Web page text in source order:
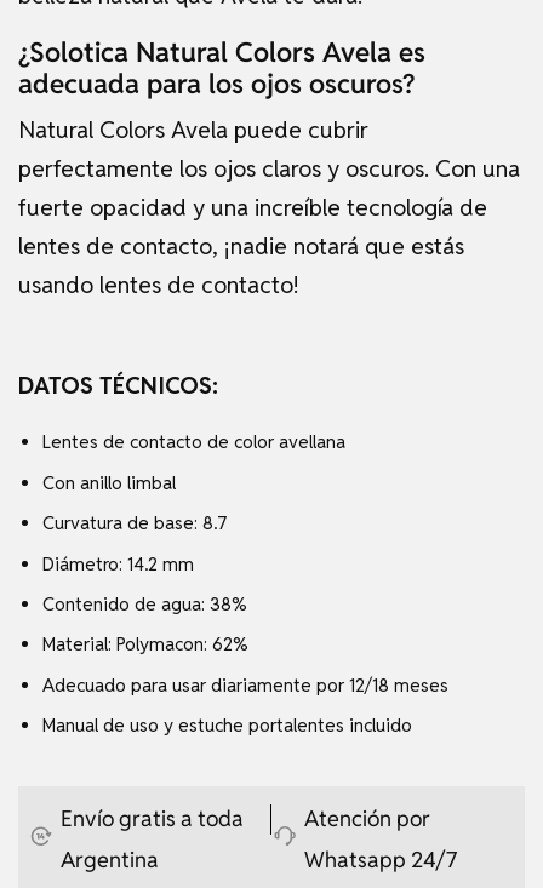
¿Solotica Natural Colors Avela es
adecuada para los ojos oscuros?
Natural Colors Avela puede cubrir
perfectamente los ojos claros y oscuros. Con una
fuerte opacidad y una increíble tecnología de
lentes de contacto, ¡nadie notará que estás
usando lentes de contacto!
DATOS TÉCNICOS:
Lentes de contacto de color avellana
Con anillo limbal
Curvatura de base: 8.7
Diámetro: 14.2 mm
Contenido de agua: 38%
Material: Polymacon: 62%
Adecuado para usar diariamente por 12/18 meses
Manual de uso y estuche portalentes incluido
Envío gratis a toda
Argentina
Atención por
Whatsapp 24/7